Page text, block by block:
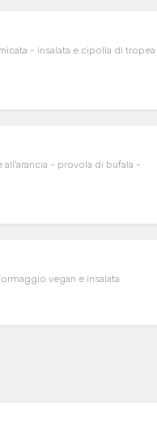
- insalata e cipolla di tropea
all'arancia - provola di bufala -
vegan e insalata